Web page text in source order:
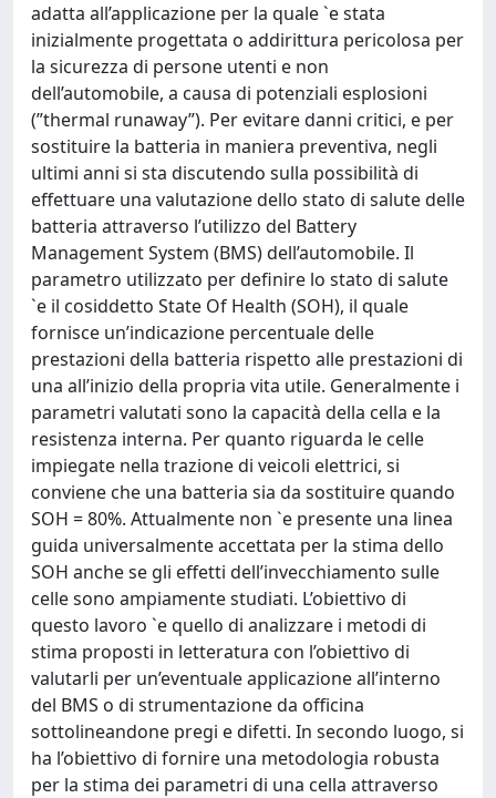
adatta all’applicazione per la quale `e stata
inizialmente progettata o addirittura pericolosa per
la sicurezza di persone utenti e non
dell’automobile, a causa di potenziali esplosioni
(”thermal runaway”). Per evitare danni critici, e per
sostituire la batteria in maniera preventiva, negli
ultimi anni si sta discutendo sulla possibilità di
effettuare una valutazione dello stato di salute delle
batteria attraverso l’utilizzo del Battery
Management System (BMS) dell’automobile. Il
parametro utilizzato per definire lo stato di salute
`e il cosiddetto State Of Health (SOH), il quale
fornisce un’indicazione percentuale delle
prestazioni della batteria rispetto alle prestazioni di
una all’inizio della propria vita utile. Generalmente i
parametri valutati sono la capacità della cella e la
resistenza interna. Per quanto riguarda le celle
impiegate nella trazione di veicoli elettrici, si
conviene che una batteria sia da sostituire quando
SOH = 80%. Attualmente non `e presente una linea
guida universalmente accettata per la stima dello
SOH anche se gli effetti dell’invecchiamento sulle
celle sono ampiamente studiati. L’obiettivo di
questo lavoro `e quello di analizzare i metodi di
stima proposti in letteratura con l’obiettivo di
valutarli per un’eventuale applicazione all’interno
del BMS o di strumentazione da officina
sottolineandone pregi e difetti. In secondo luogo, si
ha l’obiettivo di fornire una metodologia robusta
per la stima dei parametri di una cella attraverso